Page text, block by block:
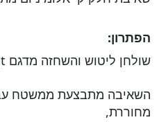
הפתרון:
שולחן ליטוש והשחזה מדגם tgt באורך 1 מטר.
השאיבה מתבצעת ממשטח
מחוררת,